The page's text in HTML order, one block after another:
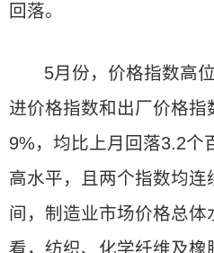
回落。
5月份，价格指数高
进价格指数和出厂价格指
9%，均比上月回落3.2个
高水平，且两个指数均连
间，制造业市场价格总体
看，纺织、化学纤维及橡